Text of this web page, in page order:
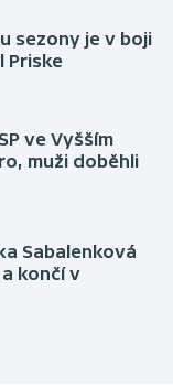
sezony je v boji
Priske
ve Vyšším
muži doběhli
Sabalenková
končí v